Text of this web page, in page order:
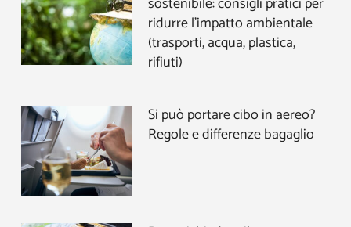
ridurre l’impatto ambientale
(trasporti, acqua, plastica,
rifiuti)
Si può portare cibo in aereo?
Regole e differenze bagaglio